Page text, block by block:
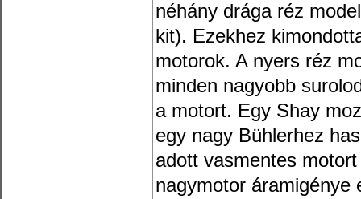
néhány drága réz
kit). Ezekhez
motorok. A nyers réz
minden nagyobb
a motort. Egy Shay
egy nagy Bühlerhez
adott vasmentes
nagymotor áramigénye